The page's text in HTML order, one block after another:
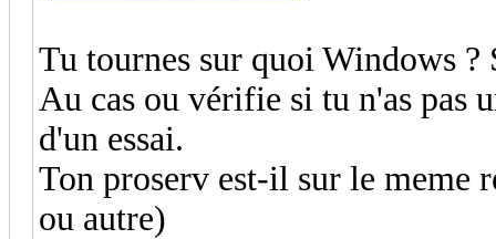
Tu tournes sur quoi Windows ?
Au cas ou vérifie si tu n'as pas
d'un essai.
Ton proserv est-il sur le meme
ou autre)